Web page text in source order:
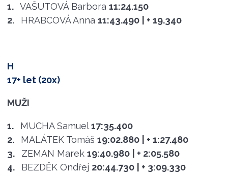
1. VAŠUTOVÁ Barbora 11:24.150
2.
HRABCOVÁ Anna 11:43.490 | + 19.340
H
17+ let (20x)
MUŽI
1. MUCHA Samuel 17:35.400
2.
MALÁTEK Tomáš 19:02.880
| + 1:27.480
3.
ZEMAN Marek 19:40.980
| + 2:05.580
4.
BEZDĚK Ondřej 20:44.730
| + 3:09.330